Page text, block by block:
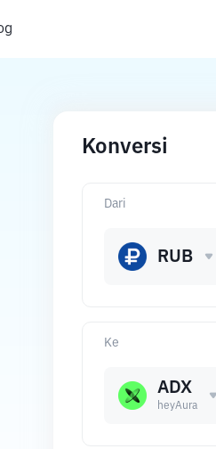
Konversi
Ke
ADX
heyAura
Dari
RUB